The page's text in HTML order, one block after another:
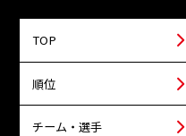
TOP
順位
チーム・選手